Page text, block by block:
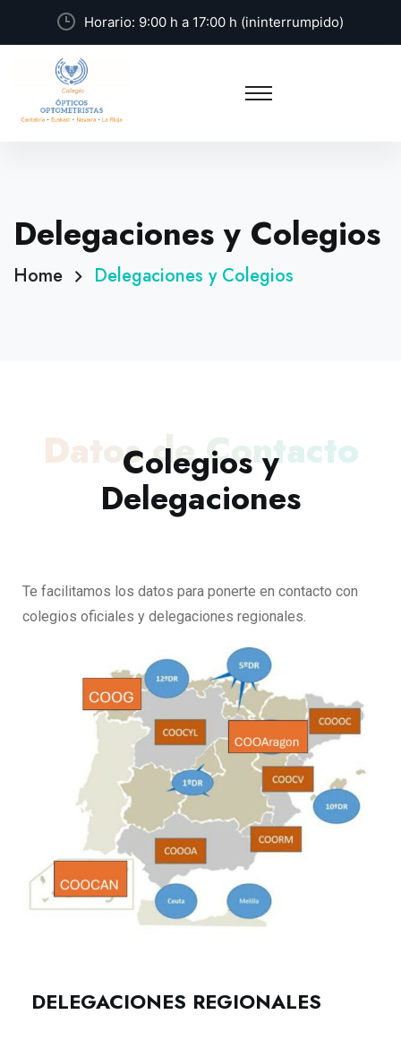
Horario: 9:00 h a 17:00 h (ininterrumpido)
Delegaciones y Colegios
Home Delegaciones y Colegios
Datos de Contacto
Colegios y
Delegaciones
Te facilitamos los datos para ponerte en contacto con
colegios oficiales y delegaciones regionales.
DELEGACIONES REGIONALES